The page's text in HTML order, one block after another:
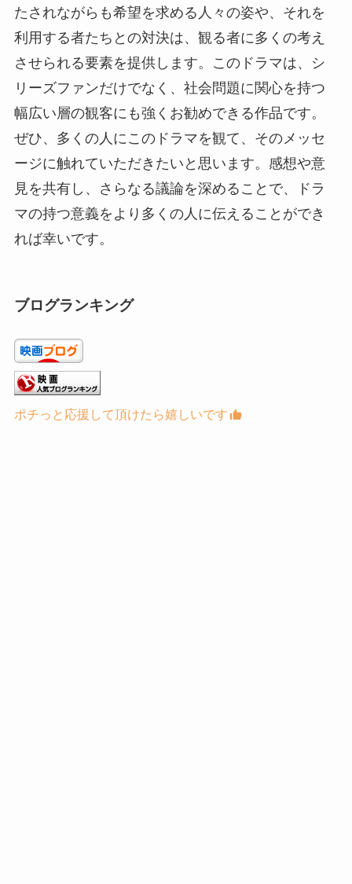
たされながらも希望を求める人々の姿や、それを
利用する者たちとの対決は、観る者に多くの考え
させられる要素を提供します。このドラマは、シ
リーズファンだけでなく、社会問題に関心を持つ
幅広い層の観客にも強くお勧めできる作品です。
ぜひ、多くの人にこのドラマを観て、そのメッセ
ージに触れていただきたいと思います。感想や意
見を共有し、さらなる議論を深めることで、ドラ
マの持つ意義をより多くの人に伝えることができ
れば幸いです。
ブログランキング
ポチっと応援して頂けたら嬉しいです